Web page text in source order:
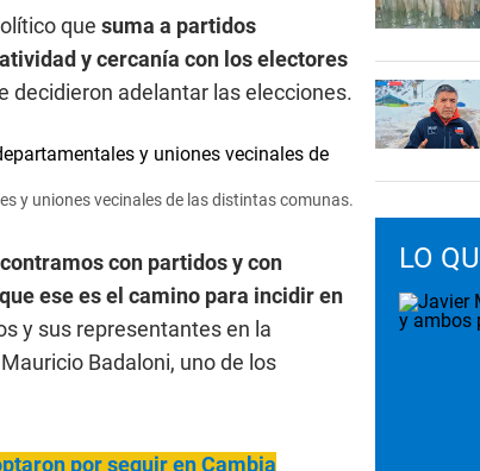
que suma a partidos
y cercanía con los electores
decidieron adelantar las elecciones.
y uniones vecinales de las distintas comunas.
con partidos y con
ese es el camino para incidir en
y sus representantes en la
Badaloni, uno de los
por seguir en Cambia
LO